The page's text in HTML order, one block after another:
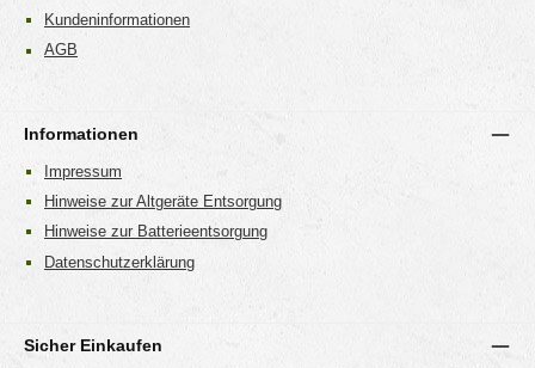
Kundeninformationen
AGB
Informationen
Impressum
Hinweise zur Altgeräte Entsorgung
Hinweise zur Batterieentsorgung
Datenschutzerklärung
Sicher Einkaufen